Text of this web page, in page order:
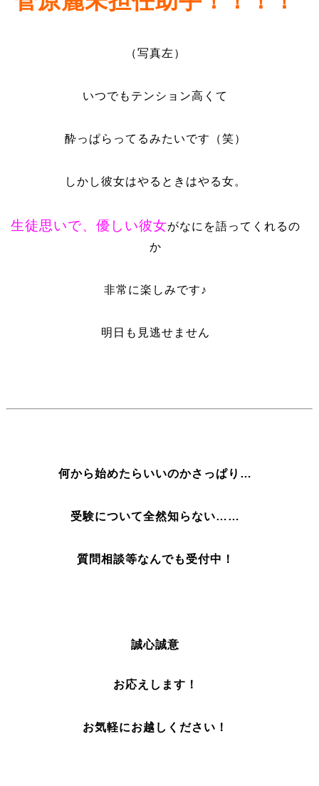
（写真左）
いつでもテンション高くて
酔っぱらってるみたいです（笑）
しかし彼女はやるときはやる女。
生徒思いで、優しい彼女がなにを語ってくれるの
か
非常に楽しみです♪
明日も見逃せません
何から始めたらいいのかさっぱり…
受験について全然知らない……
質問相談等なんでも受付中！
誠心誠意
お応えします！
お気軽にお越しください！